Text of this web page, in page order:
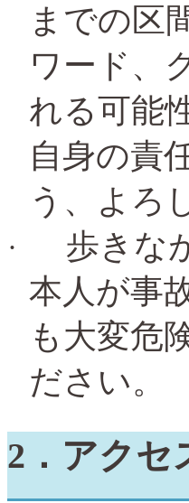
までの区
ワード、
れる可能
自身の責
う、よろ
·
歩きな
本人が事
も大変危
ださい。
2 ．アク